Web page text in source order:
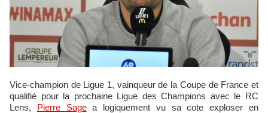
Vice-champion de Ligue 1, vainqueur de la Coupe de France et
qualifié pour la prochaine Ligue des Champions avec le RC
Lens, Pierre Sagea logiquement vu sa cote exploser en